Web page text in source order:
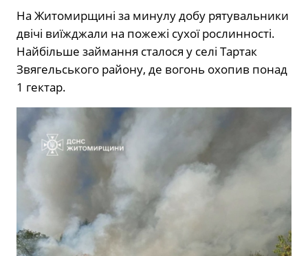
На Житомирщині за минулу добу рятувальники
двічі виїжджали на пожежі сухої рослинності.
Найбільше займання сталося у селі Тартак
Звягельського району, де вогонь охопив понад
1 гектар.